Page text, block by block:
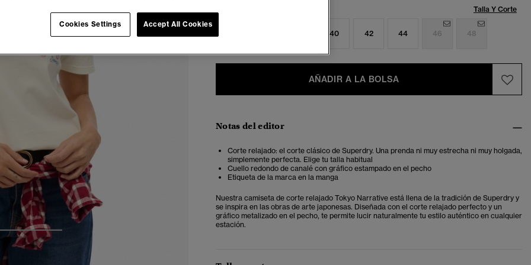
3 4 5
Talla Y Corte
40 42 44 46 48
AÑADIR A LA BOLSA
Notas del editor
Corte relajado: el corte clásico de Superdry. Una prenda ni muy estrecha ni muy holgada,
simplemente perfecta. Elige tu talla habitual
Cuello redondo de canalé con gráfico estampado en el pecho
Etiqueta de la marca en la manga
Nuestra camiseta de corte relajado Tokyo Narrative está llena de la tradición de Superdry y
se inspira en las obras de arte japonesas. Diseñada con el corte relajado perfecto y un
gráfico metalizado en el pecho, te permite lucir naturalmente tu estilo auténtico en cualquier
estación.
Accept All Cookies
Cookies Settings